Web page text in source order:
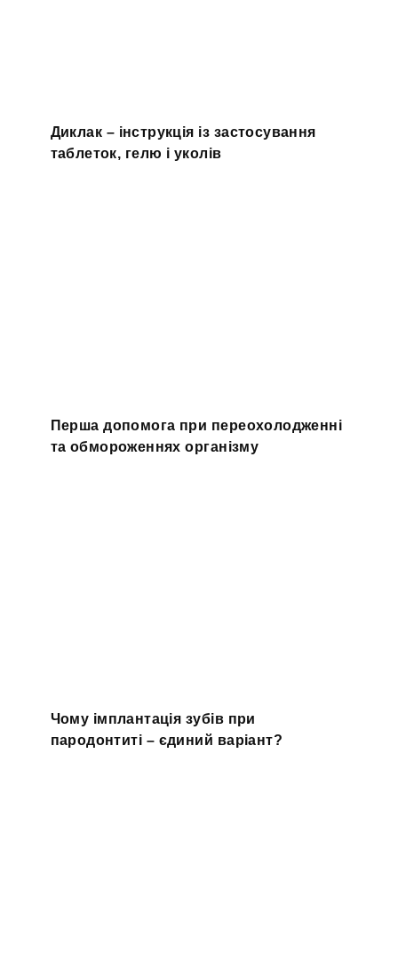
Диклак – інструкція із застосування
таблеток, гелю і уколів
Перша допомога при переохолодженні
та обмороженнях організму
Чому імплантація зубів при
пародонтиті – єдиний варіант?